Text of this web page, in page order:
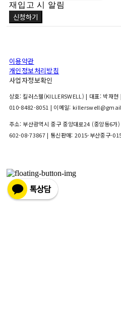
재입고 시 알림
신청하기
이용약관
개인정보처리방침
사업자정보확인
상호: 킬러스웰(KILLERSWELL) | 대표: 박재
010-8482-8051 | 이메일:
주소: 부산광역시 중구 중앙대로24 (중앙동6
602-08-73867| 통신판매: 2015-부산중구-